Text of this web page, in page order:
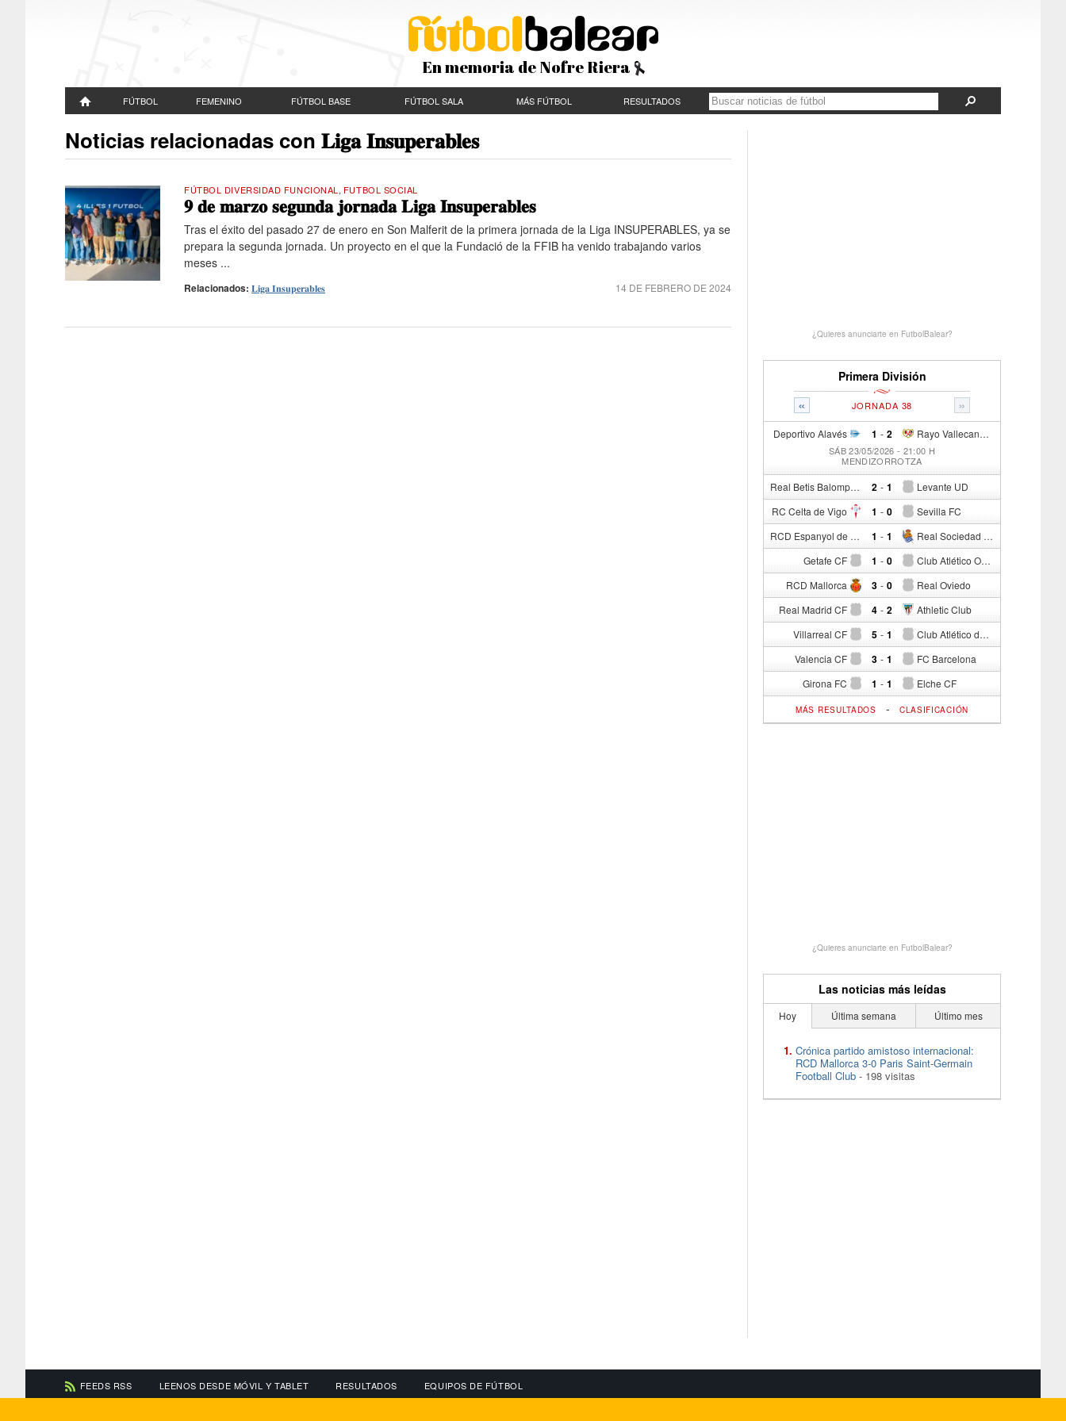
En memoria de Nofre Riera
FÚTBOL FEMENINO FÚTBOL BASE FÚTBOL SALA MÁS FÚTBOL RESULTADOS
Noticias relacionadas con 𝐋𝐢𝐠𝐚 𝐈𝐧𝐬𝐮𝐩𝐞𝐫𝐚𝐛𝐥𝐞𝐬
FÚTBOL DIVERSIDAD FUNCIONAL , FUTBOL SOCIAL
𝟗 𝐝𝐞 𝐦𝐚𝐫𝐳𝐨 𝐬𝐞𝐠𝐮𝐧𝐝𝐚 𝐣𝐨𝐫𝐧𝐚𝐝𝐚 𝐋𝐢𝐠𝐚 𝐈𝐧𝐬𝐮𝐩𝐞𝐫𝐚𝐛𝐥𝐞𝐬
Tras el éxito del pasado 27 de enero en Son Malferit de la primera jornada de la Liga INSUPERABLES, ya se
prepara la segunda jornada. Un proyecto en el que la Fundació de la FFIB ha venido trabajando varios
meses ...
14 DE FEBRERO DE 2024
Relacionados: 𝐋𝐢𝐠𝐚 𝐈𝐧𝐬𝐮𝐩𝐞𝐫𝐚𝐛𝐥𝐞𝐬
¿Quieres anunciarte en FutbolBalear?
Primera División
« »
JORNADA 38
Deportivo Alavés 1 - Rayo Vallecano de Madrid
2
SÁB 23/05/2026 - 21:00 H
MENDIZORROTZA
Real Betis Balompié 2 - Levante UD
1
RC Celta de Vigo 1 - Sevilla FC
0
RCD Espanyol de Barcelona 1 - Real Sociedad de Fútbol
1
Getafe CF 1 - Club Atlético Osasuna
0
RCD Mallorca 3 - Real Oviedo
0
Real Madrid CF 4 - Athletic Club
2
Villarreal CF 5 - Club Atlético de Madrid
1
Valencia CF 3 - FC Barcelona
1
Girona FC 1 - Elche CF
1
MÁS RESULTADOS - CLASIFICACIÓN
¿Quieres anunciarte en FutbolBalear?
Las noticias más leídas
Hoy Última semana Último mes
Crónica partido amistoso internacional:
RCD Mallorca 3-0 Paris Saint-Germain
Football Club - 198 visitas
FEEDS RSS LEENOS DESDE MÓVIL Y TABLET RESULTADOS EQUIPOS DE FÚTBOL